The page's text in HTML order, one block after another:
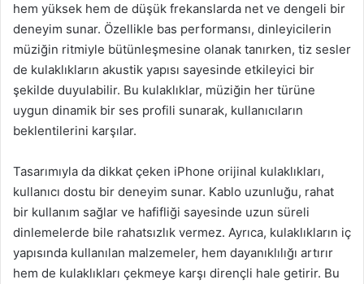
hem yüksek hem de düşük frekanslarda net ve dengeli bir
deneyim sunar. Özellikle bas performansı, dinleyicilerin
müziğin ritmiyle bütünleşmesine olanak tanırken, tiz sesler
de kulaklıkların akustik yapısı sayesinde etkileyici bir
şekilde duyulabilir. Bu kulaklıklar, müziğin her türüne
uygun dinamik bir ses profili sunarak, kullanıcıların
beklentilerini karşılar.
Tasarımıyla da dikkat çeken iPhone orijinal kulaklıkları,
kullanıcı dostu bir deneyim sunar. Kablo uzunluğu, rahat
bir kullanım sağlar ve hafifliği sayesinde uzun süreli
dinlemelerde bile rahatsızlık vermez. Ayrıca, kulaklıkların iç
yapısında kullanılan malzemeler, hem dayanıklılığı artırır
hem de kulaklıkları çekmeye karşı dirençli hale getirir. Bu